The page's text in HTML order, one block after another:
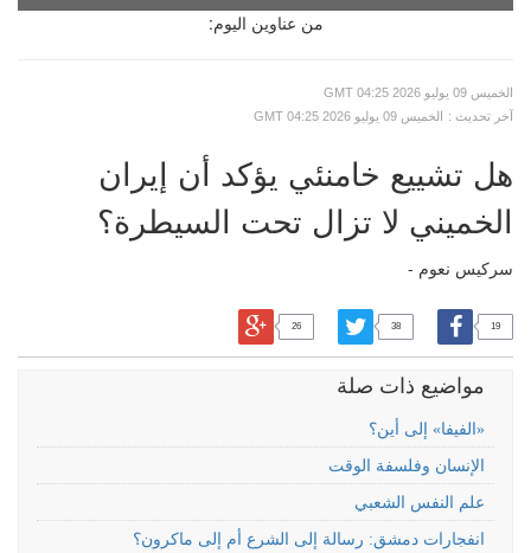
من عناوين اليوم:
GMT الخميس 09 يوليو 2026 04:25
GMT الخميس 09 يوليو 2026 04:25
: آخر تحديث
هل تشييع خامنئي يؤكد أن إيران
الخميني لا تزال تحت السيطرة؟
سركيس نعوم -
19
38
26
مواضيع ذات صلة
«الفيفا» إلى أين؟
الإنسان وفلسفة الوقت
علم النفس الشعبي
انفجارات دمشق: رسالة إلى الشرع أم إلى ماكرون؟